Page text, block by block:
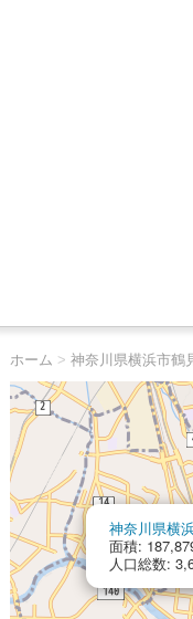
ホーム > 神奈川県横浜市鶴
神奈川県横
面積:
人口総数: